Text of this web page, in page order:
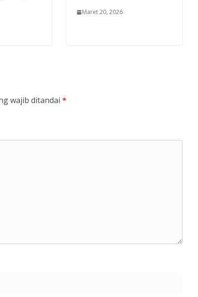
Maret 20, 2026
wajib ditandai *